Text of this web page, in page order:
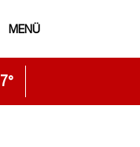
MENÜ
7°